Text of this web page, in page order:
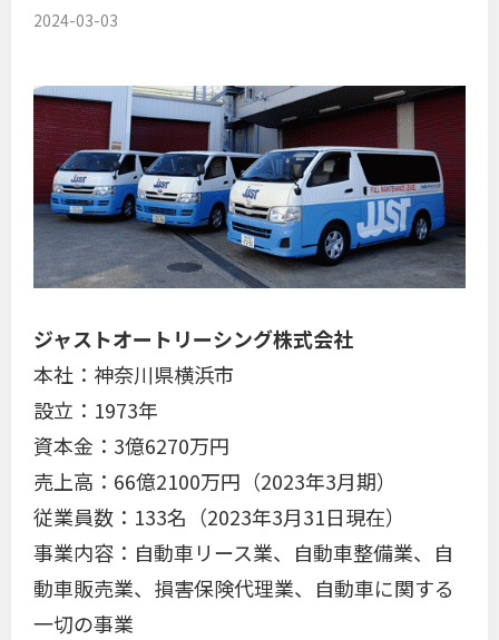
2024-03-03
ジャストオートリーシング株式会社
本社：神奈川県横浜市
設立：1973年
資本金：3億6270万円
売上高：66億2100万円（2023年3月期）
従業員数：133名（2023年3月31日現在）
事業内容：自動車リース業、自動車整備業、自
動車販売業、損害保険代理業、自動車に関する
一切の事業